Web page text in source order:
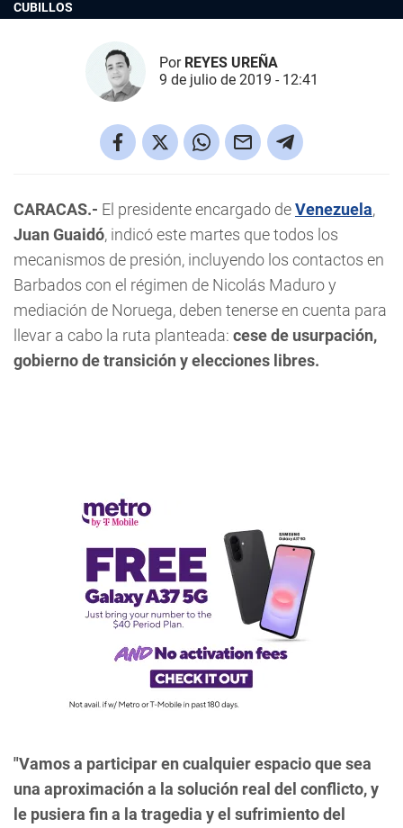
CUBILLOS
Por REYES UREÑA
9 de julio de 2019 - 12:41
CARACAS.- El presidente encargado deVenezuela,
Juan Guaidó, indicó este martes que todos los
mecanismos de presión, incluyendo los contactos en
Barbados con el régimen de Nicolás Maduro y
mediación de Noruega, deben tenerse en cuenta para
llevar a cabo la ruta planteada: cese de usurpación,
gobierno de transición y elecciones libres.
"Vamos a participar en cualquier espacio que sea
una aproximación a la solución real del conflicto, y
le pusiera fin a la tragedia y el sufrimiento del